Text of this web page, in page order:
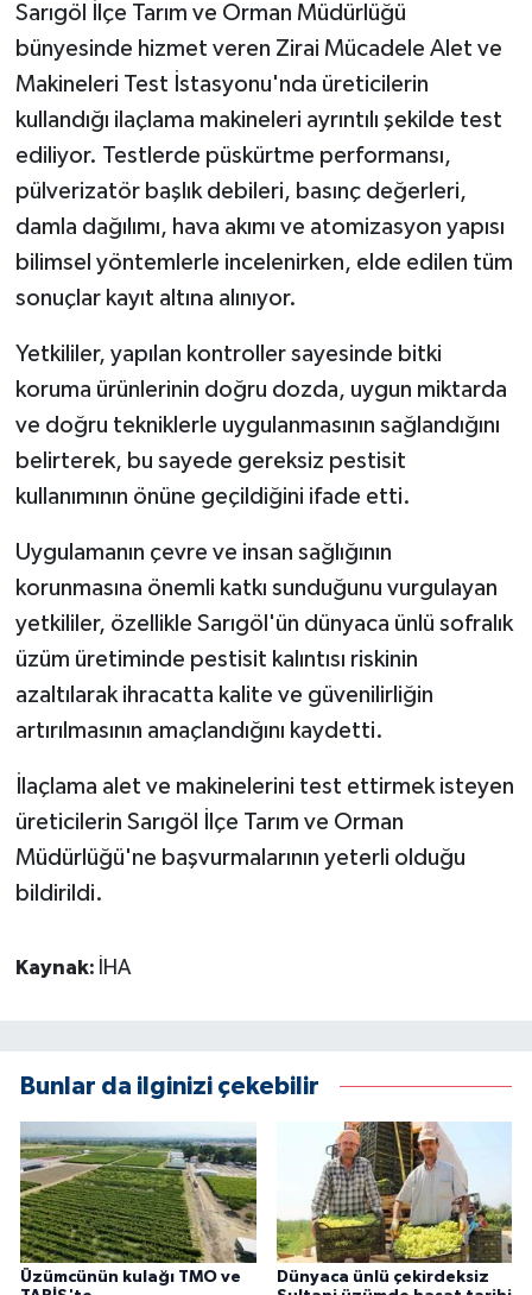
Sarıgöl İlçe Tarım ve Orman Müdürlüğü
bünyesinde hizmet veren Zirai Mücadele Alet ve
Makineleri Test İstasyonu'nda üreticilerin
kullandığı ilaçlama makineleri ayrıntılı şekilde test
ediliyor. Testlerde püskürtme performansı,
pülverizatör başlık debileri, basınç değerleri,
damla dağılımı, hava akımı ve atomizasyon yapısı
bilimsel yöntemlerle incelenirken, elde edilen tüm
sonuçlar kayıt altına alınıyor.
Yetkililer, yapılan kontroller sayesinde bitki
koruma ürünlerinin doğru dozda, uygun miktarda
ve doğru tekniklerle uygulanmasının sağlandığını
belirterek, bu sayede gereksiz pestisit
kullanımının önüne geçildiğini ifade etti.
Uygulamanın çevre ve insan sağlığının
korunmasına önemli katkı sunduğunu vurgulayan
yetkililer, özellikle Sarıgöl'ün dünyaca ünlü sofralık
üzüm üretiminde pestisit kalıntısı riskinin
azaltılarak ihracatta kalite ve güvenilirliğin
artırılmasının amaçlandığını kaydetti.
İlaçlama alet ve makinelerini test ettirmek isteyen
üreticilerin Sarıgöl İlçe Tarım ve Orman
Müdürlüğü'ne başvurmalarının yeterli olduğu
bildirildi.
Kaynak: İHA
Bunlar da ilginizi çekebilir
Üzümcünün kulağı TMO ve
Dünyaca ünlü çekirdeksiz